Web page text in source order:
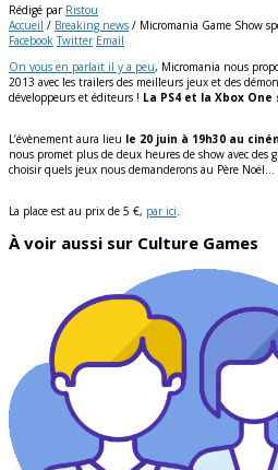
Rédigé par Ristou
Accueil / Breaking news / Micromania Game Show
Facebook Twitter Email
On vous en parlait il y a peu, Micromania nous
2013 avec les trailers des meilleurs jeux et des
développeurs et éditeurs ! La PS4 et la Xbox
L’évènement aura lieu le 20 juin à 19h30 au
nous promet plus de deux heures de show avec des
choisir quels jeux nous demanderons au Père Noël…
La place est au prix de 5 €, par ici.
À voir aussi sur Culture Games